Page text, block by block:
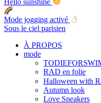
Mode jogging activé
Sous le ciel parisien
À PROPOS
mode
RAD en folie
Halloween with
Autumn look
Love Sneakers